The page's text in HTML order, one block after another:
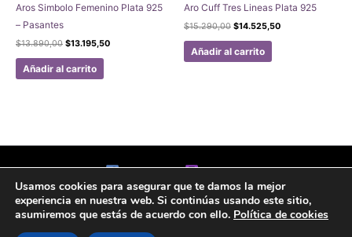
Aros Simbolo Femenino Plata 925
– Pasantes
$13.890,00 El
original
era:
$13.195,50El
Añadir al carrito
Aro Cuff Tres Lineas Plata 925
$15.290,00 El
original
era:
$14.525,50El
Añadir al carrito
Facebook Instagram
Aviso legal Politicas de Privacidad
Politica de Cookies
Formulario de arrepentimiento
Usamos cookies para asegurar que te damos la mejor
experiencia en nuestra web. Si continúas usando este sitio,
asumiremos que estás de acuerdo con ello. Política de cookies